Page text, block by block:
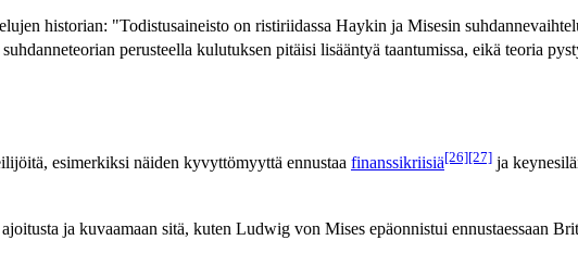
historian: "Todistusaineisto on ristiriidassa Haykin ja Misesin
perusteella kulutuksen pitäisi lisääntyä taantumissa, eikä teoria
esimerkiksi näiden kyvyttömyyttä ennustaa finanssikriisiä[26][27] ja
ajoitusta ja kuvaamaan sitä, kuten Ludwig von Mises epäonnistui ennustaessaan